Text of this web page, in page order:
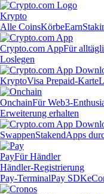
Krypto
Alle CoinsKörbeEarn
Crypto.com AppFür
Loslegen
KryptoVisa Prepaid-Karte
OnchainFür Web3-
Erweiterung erhalten
SwappenStakendApps
PayFür Händler
Händler-Registrierung
Pay-TerminalPay SDK